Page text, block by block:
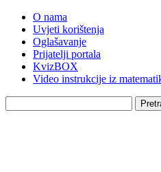
O nama
Uvjeti korištenja
Oglašavanje
Prijatelji portala
KvizBOX
Video instrukcije iz